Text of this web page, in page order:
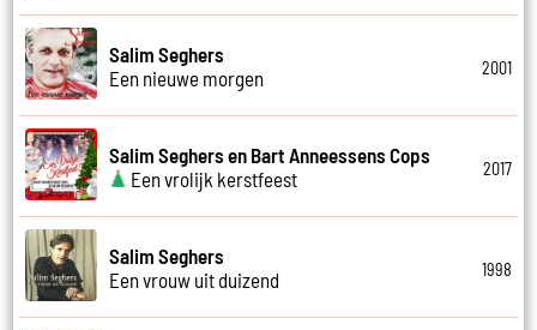
Salim Seghers
Een nieuwe morgen
2001
Salim Seghers en Bart Anneessens Cops
Een vrolijk kerstfeest
2017
Salim Seghers
Een vrouw uit duizend
1998